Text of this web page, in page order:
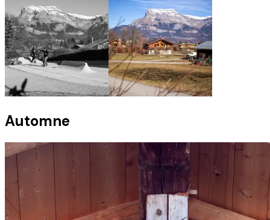
Automne